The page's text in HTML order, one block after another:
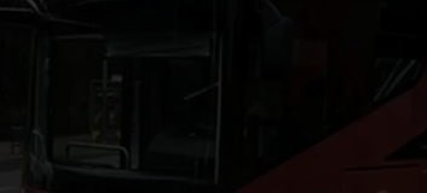
començar a
En qualsevol
de cookies”,